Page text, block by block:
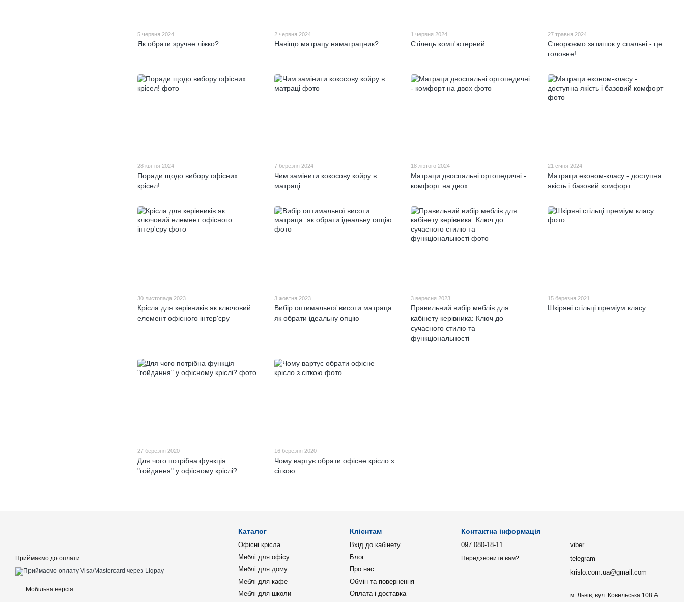
5 червня 2024
Як обрати зручне ліжко?
2 червня 2024
Навіщо матрацу наматрацник?
1 червня 2024
Стілець комп'ютерний
27 травня 2024
Створюємо затишок у спальні - це
головне!
28 квітня 2024
Поради щодо вибору офісних
крісел!
7 березня 2024
Чим замінити кокосову койру в
матраці
18 лютого 2024
Матраци двоспальні ортопедичні -
комфорт на двох
21 січня 2024
Матраци економ-класу - доступна
якість і базовий комфорт
30 листопада 2023
Крісла для керівників як ключовий
елемент офісного інтер'єру
3 жовтня 2023
Вибір оптимальної висоти матраца:
як обрати ідеальну опцію
3 вересня 2023
Правильний вибір меблів для
кабінету керівника: Ключ до
сучасного стилю та
функціональності
15 березня 2021
Шкіряні стільці преміум класу
27 березня 2020
Для чого потрібна функція
"гойдання" у офісному кріслі?
16 березня 2020
Чому вартує обрати офісне крісло з
сіткою
Приймаємо до оплати
Мобільна версія
Каталог
Офісні крісла
Меблі для офісу
Меблі для дому
Меблі для кафе
Меблі для школи
Клієнтам
Вхід до кабінету
Блог
Про нас
Обмін та повернення
Оплата і доставка
Контактна інформація
097 080-18-11
Передзвонити вам?
viber
telegram
krislo.com.ua@gmail.com
м. Львів, вул. Ковельська 108 А